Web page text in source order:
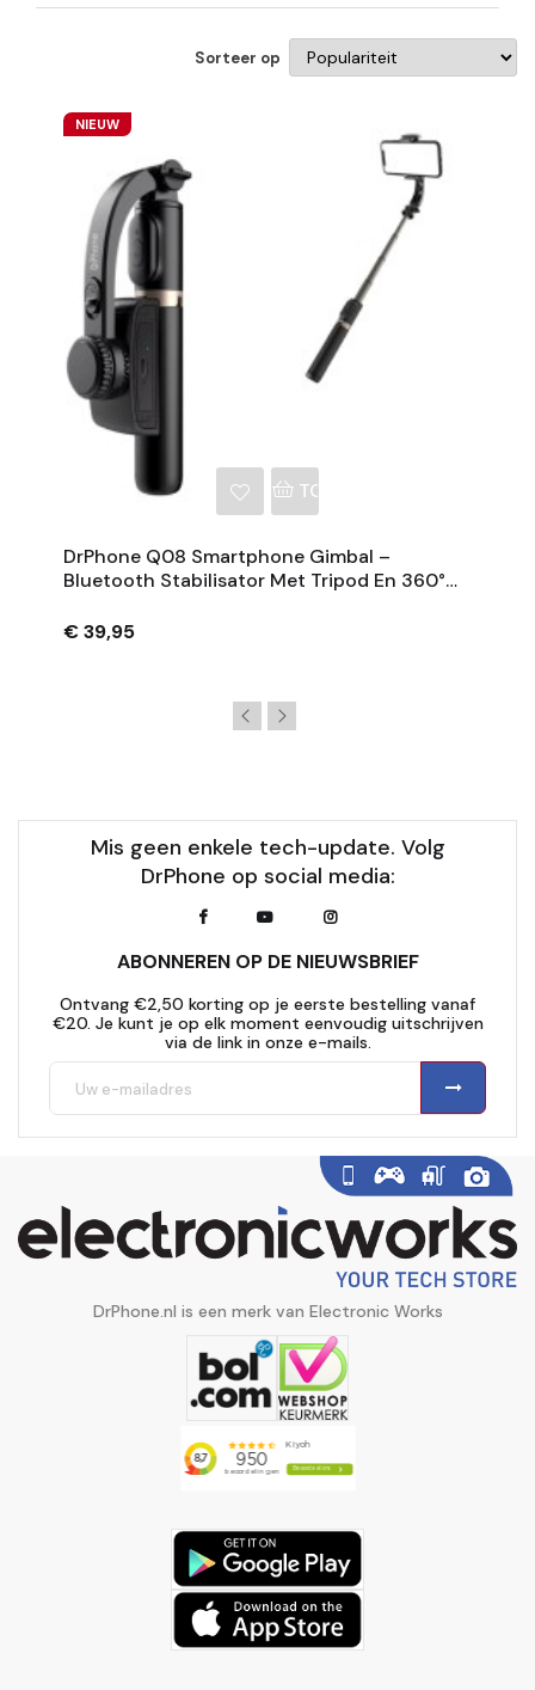
Sorteer op
NIEUW
TOEVOEGEN AAN
DrPhone Q08 Smartphone Gimbal –
Bluetooth Stabilisator Met Tripod En 360°
€ 39,95
Mis geen enkele tech-update. Volg
DrPhone op social media:
ABONNEREN OP DE NIEUWSBRIEF
Ontvang €2,50 korting op je eerste bestelling vanaf
€20. Je kunt je op elk moment eenvoudig uitschrijven
via de link in onze e-mails.
DrPhone.nl is een merk van Electronic Works